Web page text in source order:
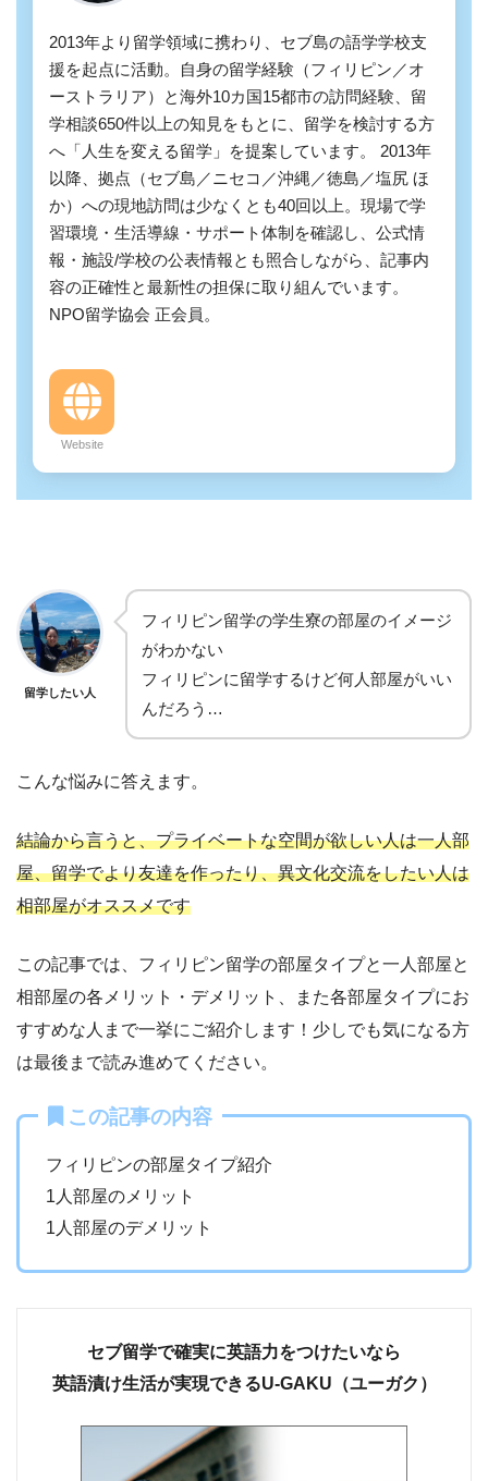
2013年より留学領域に携わり、セブ島の語学学校支
援を起点に活動。自身の留学経験（フィリピン／オ
ーストラリア）と海外10カ国15都市の訪問経験、留
学相談650件以上の知見をもとに、留学を検討する方
へ「人生を変える留学」を提案しています。 2013年
以降、拠点（セブ島／ニセコ／沖縄／徳島／塩尻 ほ
か）への現地訪問は少なくとも40回以上。現場で学
習環境・生活導線・サポート体制を確認し、公式情
報・施設/学校の公表情報とも照合しながら、記事内
容の正確性と最新性の担保に取り組んでいます。
NPO留学協会 正会員。
Website
留学したい人
フィリピン留学の学生寮の部屋のイメージ
がわかない
フィリピンに留学するけど何人部屋がいい
んだろう…
こんな悩みに答えます。
結論から言うと、プライベートな空間が欲しい人は一人部
屋、留学でより友達を作ったり、異文化交流をしたい人は
相部屋がオススメです
この記事では、フィリピン留学の部屋タイプと一人部屋と
相部屋の各メリット・デメリット、また各部屋タイプにお
すすめな人まで一挙にご紹介します！少しでも気になる方
は最後まで読み進めてください。
この記事の内容
フィリピンの部屋タイプ紹介
1人部屋のメリット
1人部屋のデメリット
セブ留学で確実に英語力をつけたいなら
英語漬け生活が実現できるU-GAKU（ユーガク）